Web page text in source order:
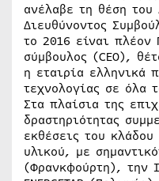
ανέλαβε τη θέση του
Διευθύνοντος
το 2016 είναι πλέον
σύμβουλος (CEO),
η εταιρία ελληνικά
τεχνολογίας σε όλα
Στα πλαίσια της
δραστηριότητας
εκθέσεις του
υλικού, με
(Φρανκφούρτη), την